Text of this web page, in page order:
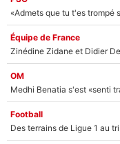
Équipe de France
OM
Football